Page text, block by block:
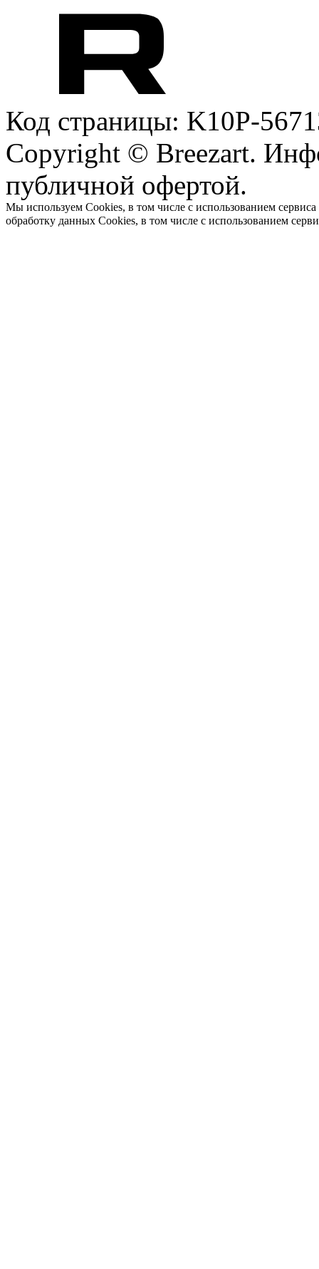
Код страницы: K10P-
Copyright © Breezart.
публичной офертой.
Мы используем Cookies, в том числе с использованием
обработку данных Cookies, в том числе с использованием